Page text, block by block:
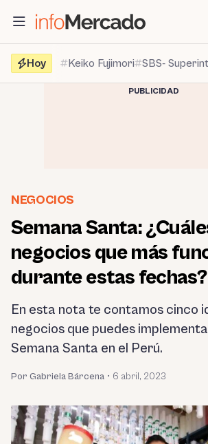
contenido
Hoy
Keiko Fujimori SBS-
PUBLICIDAD
NEGOCIOS
Semana Santa:
negocios que más
durante estas fechas?
En esta nota te contamos cinco
negocios que puedes
Semana Santa en el Perú.
Por Gabriela Bárcena • 6 abril, 2023